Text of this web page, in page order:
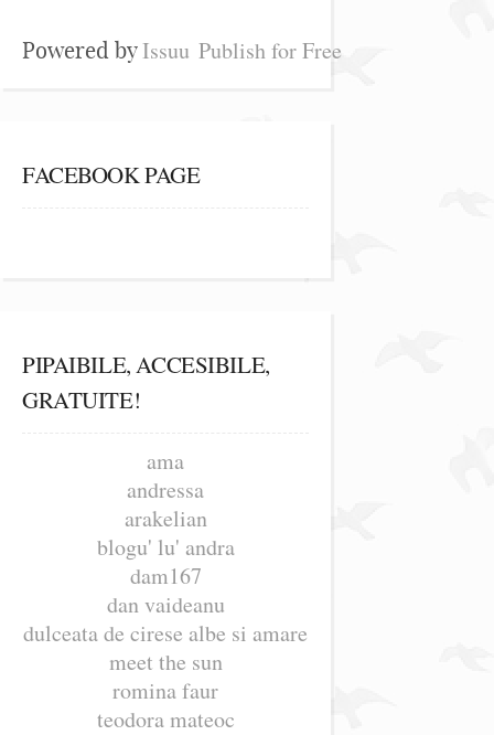
Powered byIssuu Publish for Free
FACEBOOK PAGE
PIPAIBILE, ACCESIBILE,
GRATUITE!
ama
andressa
arakelian
blogu' lu' andra
dam167
dan vaideanu
dulceata de cirese albe si amare
meet the sun
romina faur
teodora mateoc